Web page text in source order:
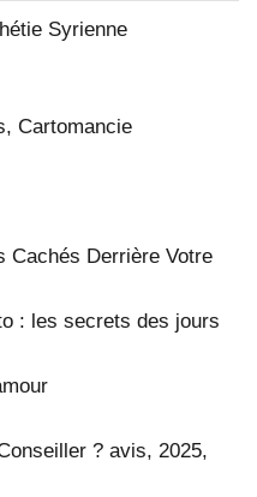
Syrienne
Cartomancie
Cachés Derrière Votre
: les secrets des jours
? avis, 2025,